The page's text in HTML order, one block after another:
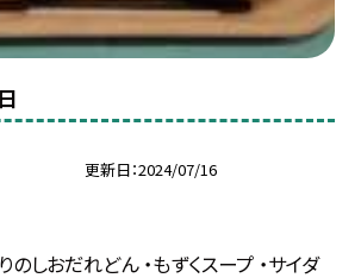
更新日 2024/07/16
のしおだれどん ・もずくスープ ・サイダ